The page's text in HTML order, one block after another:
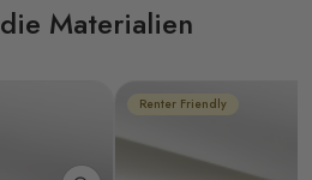
Materialien
Renter Friendly